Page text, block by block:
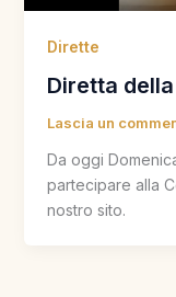
Dirette
Diretta
Lascia un
Da oggi
partecipare alla
nostro sito.